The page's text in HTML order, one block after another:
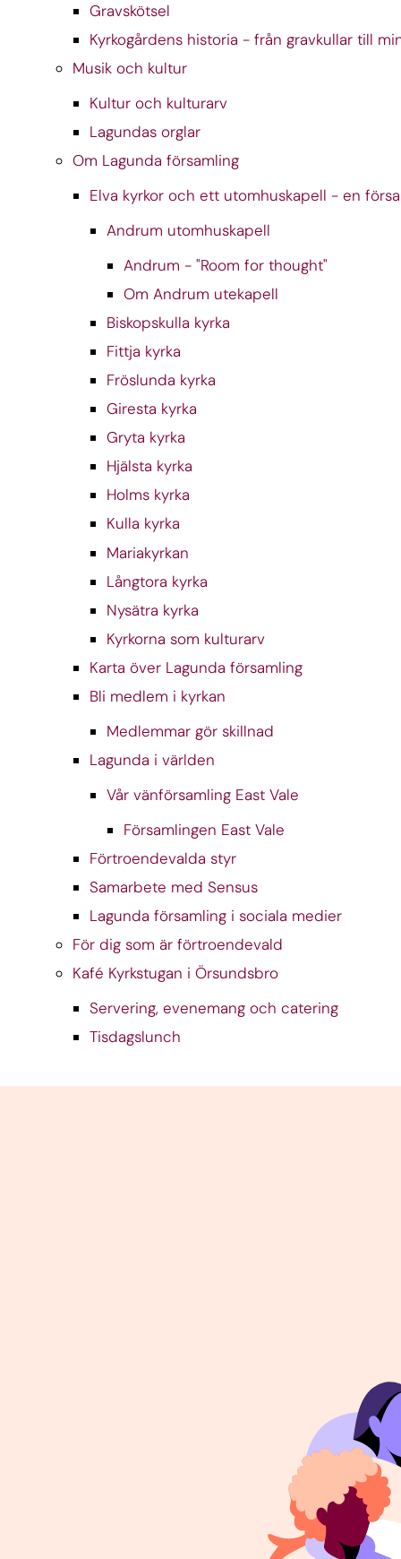
Gravskötsel
Kyrkogårdens historia - från gravkullar till
Musik och kultur
Kultur och kulturarv
Lagundas orglar
Om Lagunda församling
Elva kyrkor och ett utomhuskapell - en
Andrum utomhuskapell
Andrum - "Room for thought"
Om Andrum utekapell
Biskopskulla kyrka
Fittja kyrka
Fröslunda kyrka
Giresta kyrka
Gryta kyrka
Hjälsta kyrka
Holms kyrka
Kulla kyrka
Mariakyrkan
Långtora kyrka
Nysätra kyrka
Kyrkorna som kulturarv
Karta över Lagunda församling
Bli medlem i kyrkan
Medlemmar gör skillnad
Lagunda i världen
Vår vänförsamling East Vale
Församlingen East Vale
Förtroendevalda styr
Samarbete med Sensus
Lagunda församling i sociala medier
För dig som är förtroendevald
Kafé Kyrkstugan i Örsundsbro
Servering, evenemang och catering
Tisdagslunch